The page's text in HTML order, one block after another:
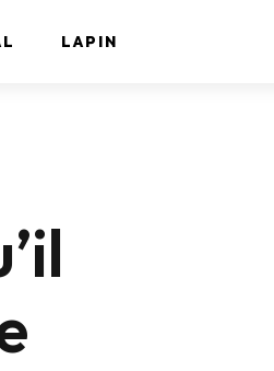
LAPIN